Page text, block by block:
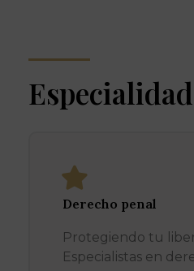
Derecho penal
Protegiendo tu
Especialistas en